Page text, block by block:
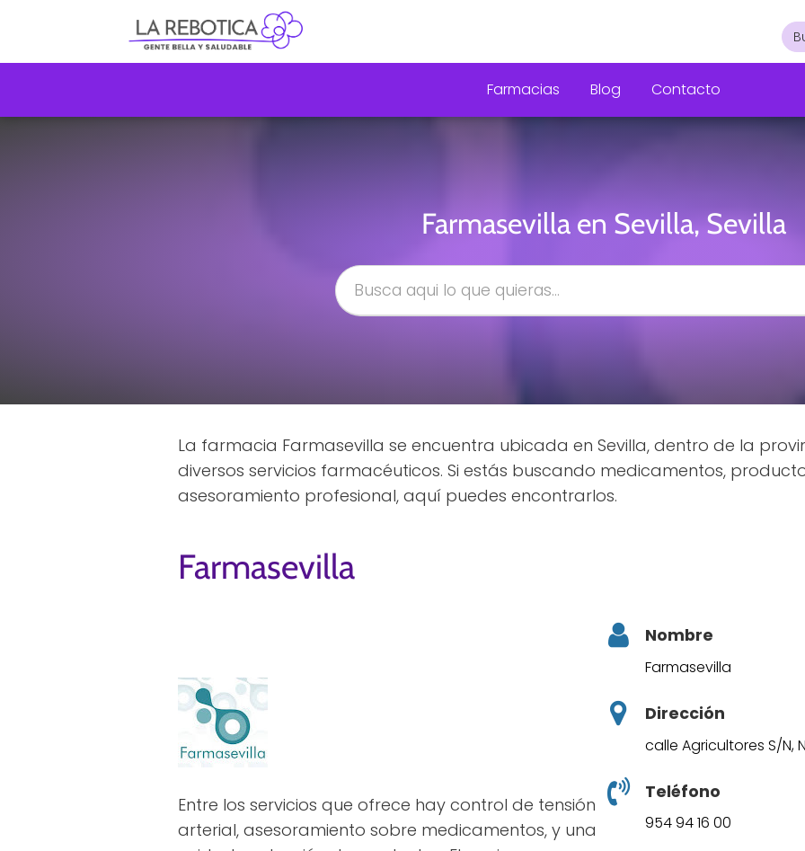
Farmacias Blog Contacto
Farmasevilla en Sevilla, Sevilla
La farmacia Farmasevilla se encuentra ubicada en Sevilla, dentro de la
diversos servicios farmacéuticos. Si estás buscando medicamentos,
asesoramiento profesional, aquí puedes encontrarlos.
Farmasevilla
Entre los servicios que ofrece hay control de tensión
arterial, asesoramiento sobre medicamentos, y una
Nombre
Farmasevilla
Dirección
calle Agricultores S/N,
Teléfono
954 94 16 00